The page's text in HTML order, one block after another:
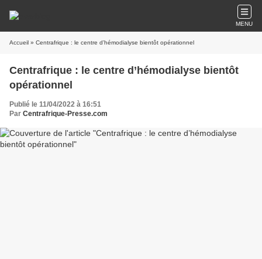
MENU
Accueil » Centrafrique : le centre d’hémodialyse bientôt opérationnel
Centrafrique : le centre d’hémodialyse bientôt
opérationnel
Publié le 11/04/2022 à 16:51
Par Centrafrique-Presse.com